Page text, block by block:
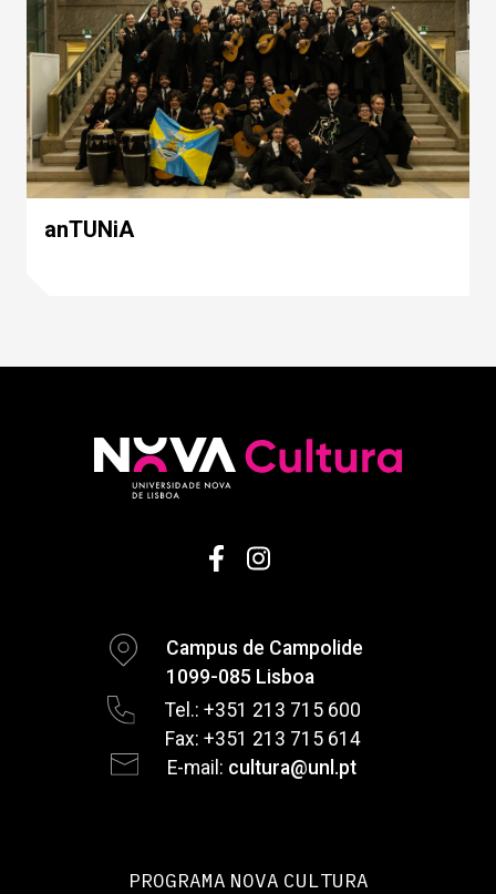
anTUNiA
Campus de Campolide
1099-085 Lisboa
Tel.: +351 213 715 600
Fax: +351 213 715 614
E-mail: cultura@unl.pt
PROGRAMA NOVA CULTURA